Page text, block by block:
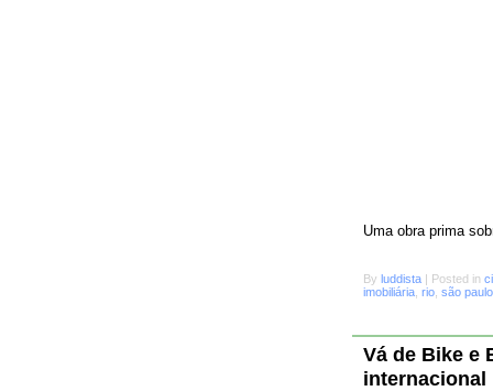
Uma obra prima
By luddista | Posted in
imobiliária rio são paulo
Vá de Bike e
internacional